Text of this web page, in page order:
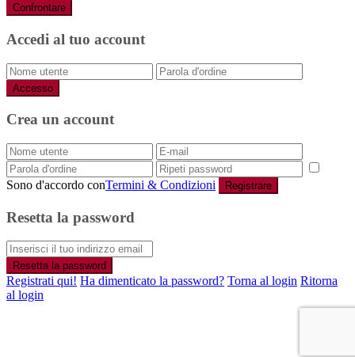
Confrontare
Accedi al tuo account
Accesso
Crea un account
Sono d'accordo conTermini & Condizioni Registrare
Resetta la password
Resetta la password
Registrati qui! Ha dimenticato la password? Torna al login Ritorna
al login